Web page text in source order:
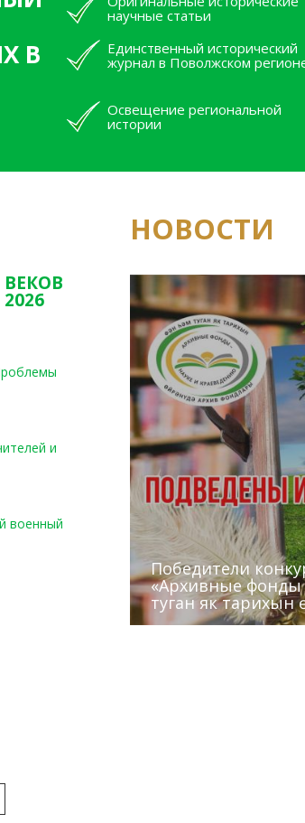
В
научные статьи
Единственный исторический
журнал в Поволжском
Освещение региональной
истории
2026
и
военный
НОВОСТИ
Победители
«Архивные фонды
туган як тарихын
Архивисты
Госархива
Юным
Сотрудники
Эхо веков»
(КХТИ)
«Мир архивов